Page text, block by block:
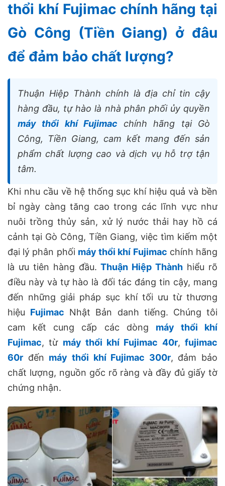
thổi khí Fujimac chính hãng tại
Gò Công (Tiền Giang) ở đâu
để đảm bảo chất lượng?
Thuận Hiệp Thành chính là địa chỉ tin cậy
hàng đầu, tự hào là nhà phân phối ủy quyền
máy thổi khí Fujimac chính hãng tại Gò
Công, Tiền Giang, cam kết mang đến sản
phẩm chất lượng cao và dịch vụ hỗ trợ tận
tâm.
Khi nhu cầu về hệ thống sục khí hiệu quả và bền
bỉ ngày càng tăng cao trong các lĩnh vực như
nuôi trồng thủy sản, xử lý nước thải hay hồ cá
cảnh tại Gò Công, Tiền Giang, việc tìm kiếm một
đại lý phân phối máy thổi khí Fujimac chính hãng
là ưu tiên hàng đầu.Thuận Hiệp Thành hiểu rõ
điều này và tự hào là đối tác đáng tin cậy, mang
đến những giải pháp sục khí tối ưu từ thương
hiệu Fujimac Nhật Bản danh tiếng. Chúng tôi
cam kết cung cấp các dòng máy thổi khí
Fujimac, từ máy thổi khí Fujimac 40r,fujimac
60r đến máy thổi khí Fujimac 300r, đảm bảo
chất lượng, nguồn gốc rõ ràng và đầy đủ giấy tờ
chứng nhận.